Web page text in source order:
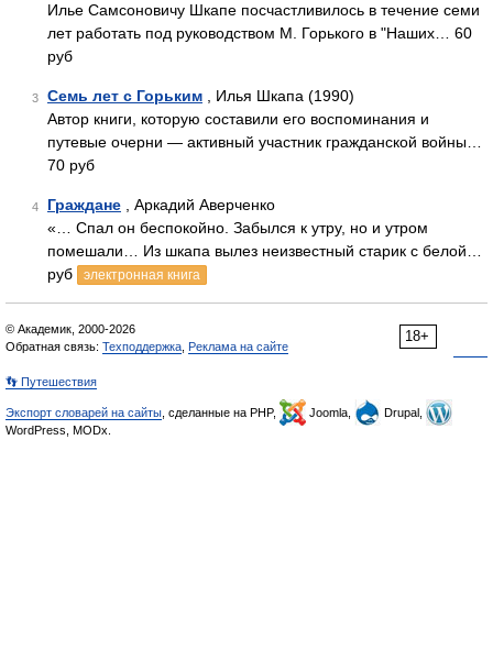
Илье Самсоновичу Шкапе посчастливилось в течение семи
лет работать под руководством М. Горького в "Наших… 60
руб
3 Семь лет с Горьким , Илья Шкапа (1990)
Автор книги, которую составили его воспоминания и
путевые очерни — активный участник гражданской войны…
70 руб
4 Граждане , Аркадий Аверченко
«… Спал он беспокойно. Забылся к утру, но и утром
помешали… Из шкапа вылез неизвестный старик с белой…
руб
электронная книга
18+
© Академик, 2000-2026
Обратная связь: Техподдержка Реклама на сайте
👣 Путешествия
Экспорт словарей на сайты , сделанные на PHP, Joomla,
Drupal,
WordPress, MODx.